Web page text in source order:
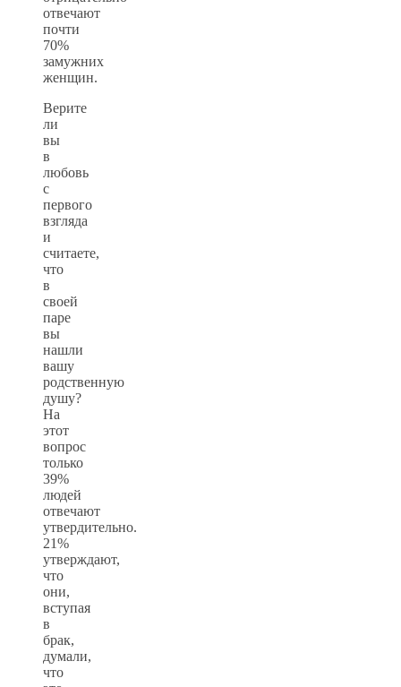
отвечают
почти
70%
замужних
женщин.
Верите
ли
вы
в
любовь
с
первого
взгляда
и
считаете,
что
в
своей
паре
вы
нашли
вашу
родственную
душу?
На
этот
вопрос
только
39%
людей
отвечают
утвердительно.
21%
утверждают,
что
они,
вступая
в
брак,
думали,
что